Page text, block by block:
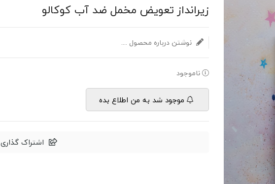
زیرانداز تعویض مخمل ضد آب کوکالو
نوشتن درباره محصول ....
ناموجود
موجود شد به من اطلاع بده
اشتراک گذاری